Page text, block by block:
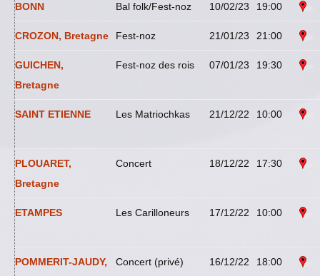
BONN Bal folk/Fest-noz 10/02/23 19:00
CROZON, Bretagne Fest-noz 21/01/23 21:00
GUICHEN,
Bretagne
Fest-noz des rois 07/01/23 19:30
SAINT ETIENNE Les Matriochkas 21/12/22 10:00
PLOUARET,
Bretagne
Concert 18/12/22 17:30
ETAMPES Les Carilloneurs 17/12/22 10:00
POMMERIT-JAUDY,
Concert (privé) 16/12/22 18:00